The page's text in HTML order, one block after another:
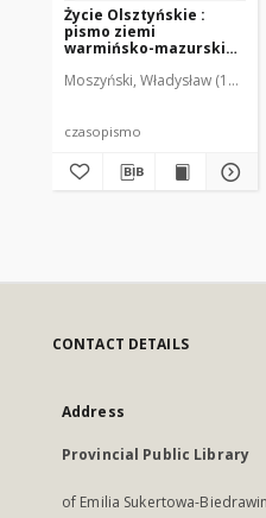
Życie Olsztyńskie :
pismo ziemi
warmińsko-mazurskiej,
Moszyński, Władysław (1922-
czasopismo
CONTACT DETAILS
Address
Provincial Public Library
of Emilia Sukertowa-